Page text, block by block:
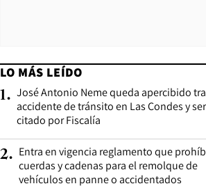
LO MÁS LEÍDO
1. José Antonio Neme queda apercibido
accidente de tránsito en Las Condes y
citado por Fiscalía
2. Entra en vigencia reglamento que
cuerdas y cadenas para el remolque de
vehículos en panne o accidentados